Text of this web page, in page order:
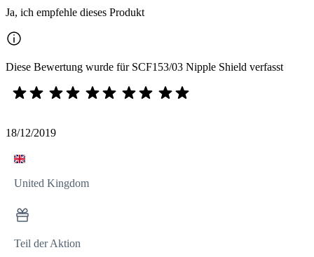
Ja, ich empfehle dieses Produkt
Diese Bewertung wurde für SCF153/03 Nipple Shield verfasst
18/12/2019
United Kingdom
Teil der Aktion